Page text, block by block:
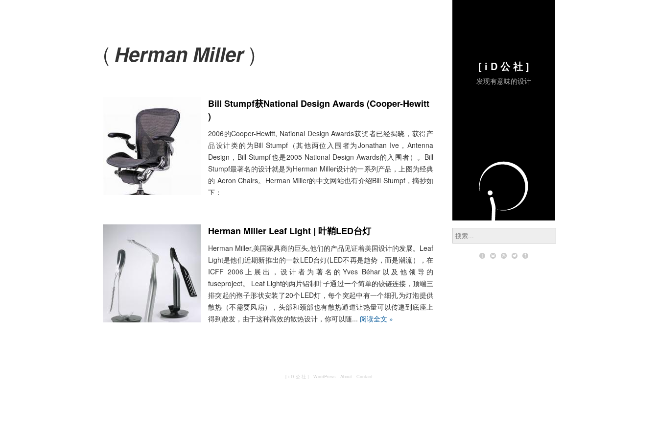
( Herman Miller)
Bill Stumpf获National Design Awards (Cooper-Hewitt
)
2006的Cooper-Hewitt, National Design Awards获奖者已经揭晓，获得产
品设计类的为Bill Stumpf（其他两位入围者为Jonathan Ive，Antenna
Design，Bill Stumpf也是2005 National Design Awards的入围者）。Bill
Stumpf最著名的设计就是为Herman Miller设计的一系列产品，上图为经典
的 Aeron Chairs。Herman Miller的中文网站也有介绍Bill Stumpf，摘抄如
下：
Herman Miller Leaf Light | 叶鞘LED台灯
Herman Miller,美国家具商的巨头,他们的产品见证着美国设计的发展。Leaf
Light是他们近期新推出的一款LED台灯(LED不再是趋势，而是潮流），在
ICFF 2006上展出，设计者为著名的Yves Béhar以及他领导的
fuseproject。 Leaf Light的两片铝制叶子通过一个简单的铰链连接，顶端三
排突起的孢子形状安装了20个LED灯，每个突起中有一个细孔为灯泡提供
散热（不需要风扇），头部和颈部也有散热通道让热量可以传递到底座上
得到散发，由于这种高效的散热设计，你可以随... 阅读全文 »
[ i D 公 社 ]
发现有意味的设计
[ i D 公 社 ] WordPress About Contact